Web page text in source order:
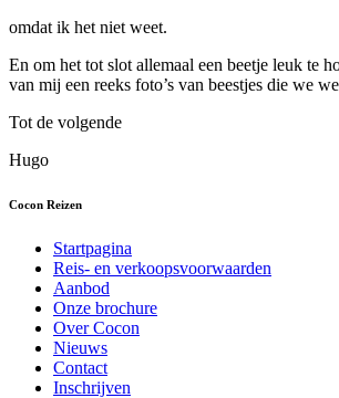
omdat ik het niet weet.
En om het tot slot allemaal een beetje leuk te
van mij een reeks foto’s van beestjes die we
Tot de volgende
Hugo
Cocon Reizen
Startpagina
Reis- en verkoopsvoorwaarden
Aanbod
Onze brochure
Over Cocon
Nieuws
Contact
Inschrijven